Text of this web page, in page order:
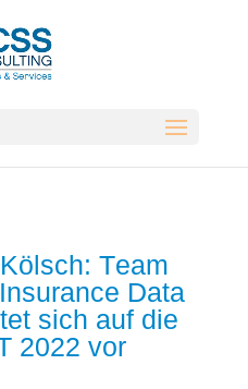
Team
Data
sich auf die
2022 vor